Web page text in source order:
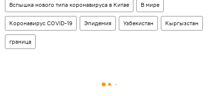
Вспышка нового типа коронавируса в Китае В мире
Коронавирус COVID-19 Эпидемия Узбекистан Кыргызстан
граница